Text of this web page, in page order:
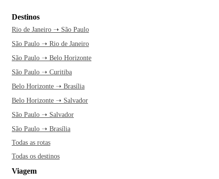
Casa Dirceu Rosa, uma das construções mais inusitadas do
município, além do Calçadão da Avenida Brasil, repleta de
cafés, sorveterias, revistarias e uma excelente feirinha de
artesanato. Quem viaja para Cascavel, também não pode ir
embora sem experimentar as delícias da gastronomia
com frango e pernil à pururuca. Um dos restaurantes mais
recomendados pelos moradores da cidade é, inclusive, o
Martignoni Bier.
Cascavel possui o 6º maior Produto Interno Bruto (PIB) do
significativo número de praças e parques públicos, é
bastante preocupado com a preservação ambiental. Dentre
Destinos
Rio de Janeiro ➝ São Paulo
São Paulo ➝ Rio de Janeiro
São Paulo ➝ Belo Horizonte
São Paulo ➝ Curitiba
Belo Horizonte ➝ Brasília
Belo Horizonte ➝ Salvador
São Paulo ➝ Salvador
São Paulo ➝ Brasília
Todas as rotas
Todas os destinos
Viagem